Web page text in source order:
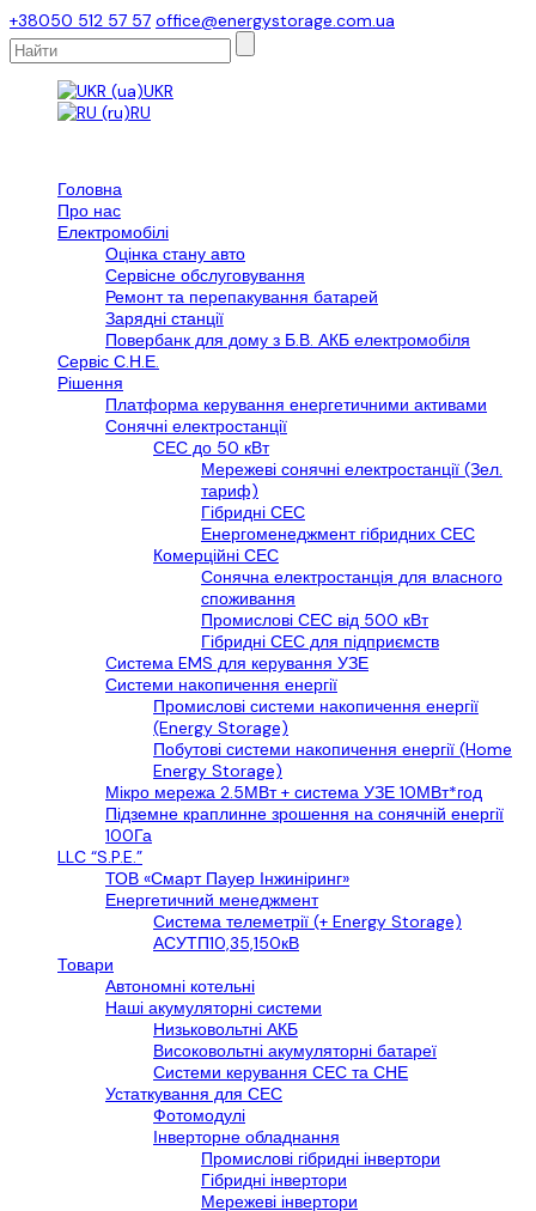
+38050 512 57 57 office@energystorage.com.ua
UKR
RU
Головна
Про нас
Електромобілі
Оцінка стану авто
Сервісне обслуговування
Ремонт та перепакування батарей
Зарядні станції
Повербанк для дому з Б.В. АКБ електромобіля
Сервіс С.Н.Е.
Рішення
Платформа керування енергетичними активами
Сонячні електростанції
СЕС до 50 кВт
Мережеві сонячні електростанції (Зел.
тариф)
Гібридні СЕС
Енергоменеджмент гібридних СЕС
Комерційні СЕС
Сонячна електростанція для власного
споживання
Промислові СЕС від 500 кВт
Гібридні СЕС для підприємств
Cистема EMS для керування УЗЕ
Системи накопичення енергії
Промислові системи накопичення енергії
(Energy Storage)
Побутові системи накопичення енергії (Home
Energy Storage)
Мікро мережа 2.5МВт + система УЗЕ 10МВт*год
Підземне краплинне зрошення на сонячній енергії
100Га
LLС “S.P.E.”
ТОВ «Смарт Пауер Інжиніринг»
Енергетичний менеджмент
Система телеметрії (+ Energy Storage)
АСУТП10,35,150кВ
Товари
Автономні котельні
Наші акумуляторні системи
Низьковольтні АКБ
Високовольтні акумуляторні батареї
Системи керування СЕС та СНЕ
Устаткування для СЕС
Фотомодулі
Інверторне обладнання
Промислові гібридні інвертори
Гібридні інвертори
Мережеві інвертори